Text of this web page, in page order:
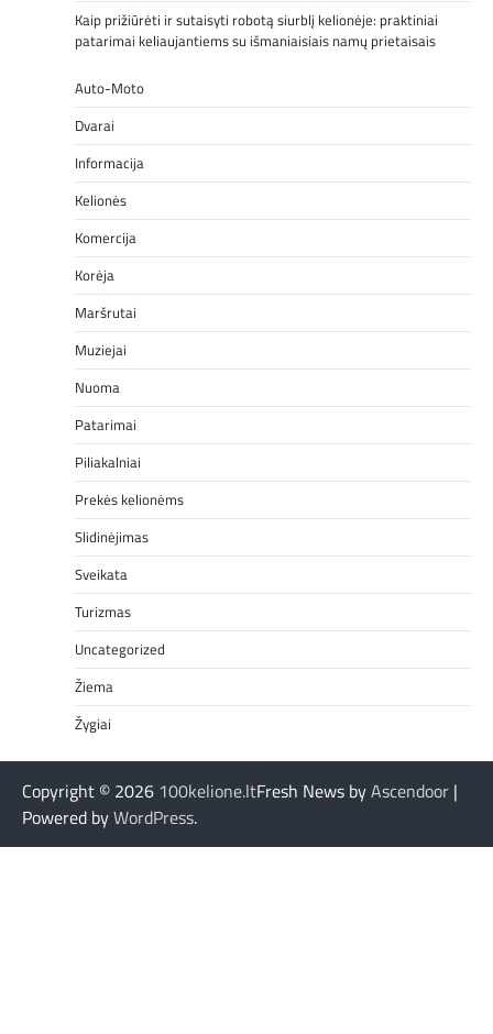
Kaip prižiūrėti ir sutaisyti robotą siurblį kelionėje: praktiniai
patarimai keliaujantiems su išmaniaisiais namų prietaisais
Auto-Moto
Dvarai
Informacija
Kelionės
Komercija
Korėja
Maršrutai
Muziejai
Nuoma
Patarimai
Piliakalniai
Prekės kelionėms
Slidinėjimas
Sveikata
Turizmas
Uncategorized
Žiema
Žygiai
Copyright © 2026 100kelione.ltFresh News byAscendoor |
Powered byWordPress.